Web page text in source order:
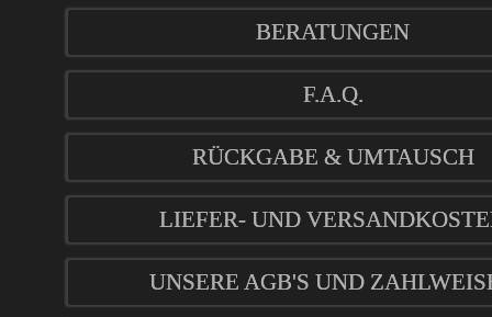
BERATUNGEN
F.A.Q.
RÜCKGABE & UMTAUSCH
LIEFER- UND
UNSERE AGB'S UND